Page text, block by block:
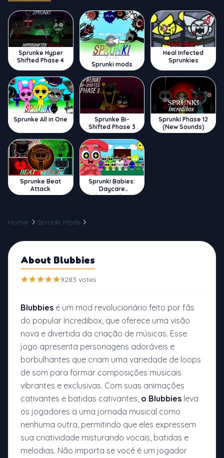
Sprunke Hyper
Shifted Phase 4
Sprunki mods
Heal Infected
Sprunkies
Sprunke All in One
Sprunke Bi-
Shifted Phase 3
Sprunki Phase 12
(New Sounds)
Sprunke Beat
Attack
Sprunki Babies:
Daycare
Interactive
Home Sprunki Mods
About Blubbies
9283 votes
Blubbies é um mod revolucionário feito por fãs
do popular Incredibox, que oferece uma visão
nova e divertida da criação de músicas. Esse
jogo apresenta personagens adoráveis e
borbulhantes que criam uma variedade de loops
de som para formar composições musicais
vibrantes e exclusivas. Com suas animações
cativantes e batidas cativantes, o Blubbies leva
os jogadores a uma jornada musical como
nenhuma outra, permitindo que eles expressem
sua criatividade misturando vocais, batidas e
melodias. Não importa se você é um jogador